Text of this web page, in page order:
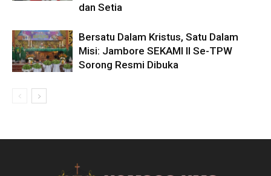
dan Setia
Bersatu Dalam Kristus, Satu Dalam
Misi: Jambore SEKAMI II Se-TPW
Sorong Resmi Dibuka